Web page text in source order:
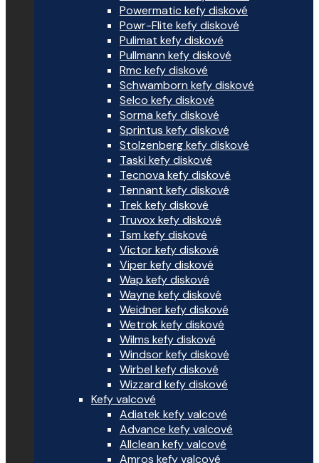
Powermatic kefy diskové
Powr-Flite kefy diskové
Pulimat kefy diskové
Pullmann kefy diskové
Rmc kefy diskové
Schwamborn kefy diskové
Selco kefy diskové
Sorma kefy diskové
Sprintus kefy diskové
Stolzenberg kefy diskové
Taski kefy diskové
Tecnova kefy diskové
Tennant kefy diskové
Trek kefy diskové
Truvox kefy diskové
Tsm kefy diskové
Victor kefy diskové
Viper kefy diskové
Wap kefy diskové
Wayne kefy diskové
Weidner kefy diskové
Wetrok kefy diskové
Wilms kefy diskové
Windsor kefy diskové
Wirbel kefy diskové
Wizzard kefy diskové
Kefy valcové
Adiatek kefy valcové
Advance kefy valcové
Allclean kefy valcové
Amros kefy valcové